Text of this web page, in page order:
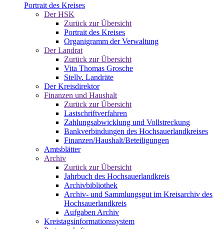
Portrait des Kreises
Der HSK
Zurück zur Übersicht
Portrait des Kreises
Organigramm der Verwaltung
Der Landrat
Zurück zur Übersicht
Vita Thomas Grosche
Stellv. Landräte
Der Kreisdirektor
Finanzen und Haushalt
Zurück zur Übersicht
Lastschriftverfahren
Zahlungsabwicklung und Vollstreckung
Bankverbindungen des Hochsauerlandkreises
Finanzen/Haushalt/Beteiligungen
Amtsblätter
Archiv
Zurück zur Übersicht
Jahrbuch des Hochsauerlandkreis
Archivbibliothek
Archiv- und Sammlungsgut im Kreisarchiv des
Hochsauerlandkreis
Aufgaben Archiv
Kreistagsinformationssystem